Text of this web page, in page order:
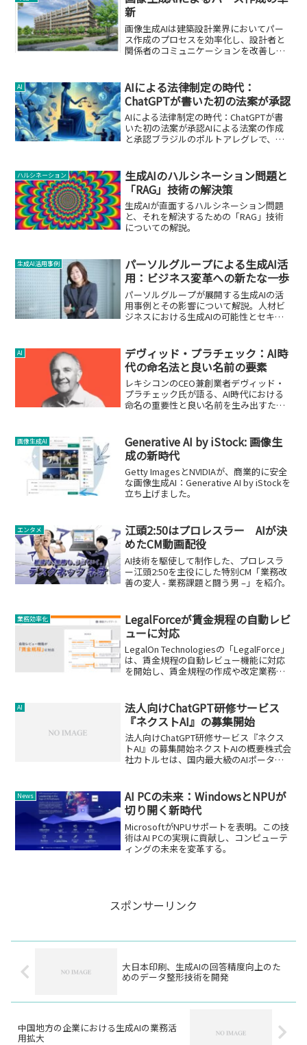
新
画像生成AIは建築設計業界においてパー
ス作成のプロセスを効率化し、設計者と
関係者のコミュニケーションを改善しま
AI
AIによる法律制定の時代：
ChatGPTが書いた初の法案が承認
AIによる法律制定の時代：ChatGPTが書
いた初の法案が承認AIによる法案の作成
と承認ブラジルのポルトアレグレで、
数分でこの法案を準備し、市議会の全36
人の議...
ハルシネーション
生成AIのハルシネーション問題と
「RAG」技術の解決策
生成AIが直面するハルシネーション問題
と、それを解決するための「RAG」技術
についての解説。
生成AI活用事例
パーソルグループによる生成AI活
用：ビジネス変革への新たな一歩
パーソルグループが展開する生成AIの活
用事例とその影響について解説。人材ビ
ジネスにおける生成AIの可能性とセキュ
AI
デヴィッド・プラチェック：AI時
代の命名法と良い名前の要素
レキシコンのCEO兼創業者デヴィッド・
プラチェック氏が語る、AI時代における
命名の重要性と良い名前を生み出すため
画像生成AI
Generative AI by iStock: 画像生
成の新時代
Getty ImagesとNVIDIAが、商業的に安全
な画像生成AI：Generative AI by iStockを
立ち上げました。
エンタメ
江頭2:50はプロレスラー AIが決
めたCM動画配役
AI技術を駆使して制作した、プロレスラ
ー江頭2:50を主役にした特別CM「業務改
善の変人 - 業務課題と闘う男 –」を紹介。
業務効率化
LegalForceが賃金規程の自動レビ
ューに対応
LegalOn Technologiesの「LegalForce」
は、賃金規程の自動レビュー機能に対応
を開始し、賃金規程の作成や改定業務の
AI
法人向けChatGPT研修サービス
『ネクストAI』の募集開始
法人向けChatGPT研修サービス『ネクス
トAI』の募集開始ネクストAIの概要株式会
社カトルセは、国内最大級のAIポータル
募集を開始しました。このサービス...
News
AI PCの未来：WindowsとNPUが
切り開く新時代
MicrosoftがNPUサポートを表明。この技
術はAI PCの実現に貢献し、コンピューテ
ィングの未来を変革する。
スポンサーリンク
大日本印刷、生成AIの回答精度向上のた
めのデータ整形技術を開発
中国地方の企業における生成AIの業務活
用拡大